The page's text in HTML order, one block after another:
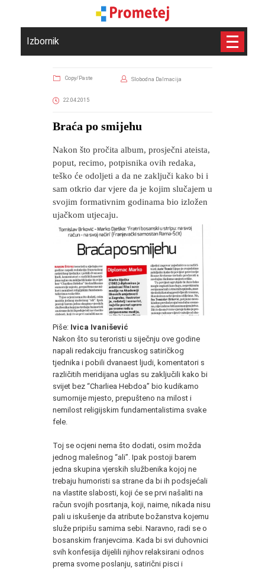
Izbornik
Copy/Paste Slobodna Dalmacija
22.04.2015
Braća po smijehu
Nakon što pročita album, prosječni ateista,
poput, recimo, potpisnika ovih redaka,
teško će odoljeti a da ne zaključi kako bi i
sam otkrio dar vjere da je kojim slučajem u
svojim formativnim godinama bio izložen
ujačkom utjecaju.
Piše: Ivica Ivanišević
Nakon što su teroristi u siječnju ove godine
napali redakciju francuskog satiričkog
tjednika i pobili dvanaest ljudi, komentatori s
različitih meridijana uglas su zaključili kako bi
svijet bez “Charliea Hebdoa” bio kudikamo
sumornije mjesto, prepušteno na milost i
nemilost religijskim fundamentalistima svake
fele.
Toj se ocjeni nema što dodati, osim možda
jednog malešnog “ali”. Ipak postoji barem
jedna skupina vjerskih službenika kojoj ne
trebaju humoristi sa strane da bi ih podsjećali
na vlastite slabosti, koji će se prvi našaliti na
račun svojih posrtanja, koji, naime, nikada nisu
pali u iskušenje da atribute božanstva kojemu
služe pripišu samima sebi. Naravno, radi se o
bosanskim franjevcima. Kada bi svi duhovnici
svih konfesija dijelili njihov relaksirani odnos
prema svome poslanju, satirični pisci i